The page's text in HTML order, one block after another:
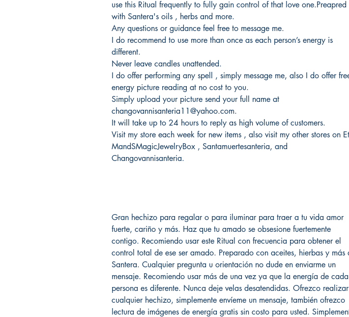
use this Ritual frequently to fully gain control of that love one.Preapred
with Santera's oils , herbs and more.
Any questions or guidance feel free to message me.
I do recommend to use more than once as each person’s energy is
different.
Never leave candles unattended.
I do offer performing any spell , simply message me, also I do offer
energy picture reading at no cost to you.
Simply upload your picture send your full name at
changovannisanteria11@yahoo.com.
It will take up to 24 hours to reply as high volume of customers.
Visit my store each week for new items , also visit my other stores on
MandSMagicJewelryBox , Santamuertesanteria, and
Changovannisanteria.
Gran hechizo para regalar o para iluminar para traer a tu vida amor
fuerte, cariño y más. Haz que tu amado se obsesione fuertemente
contigo. Recomiendo usar este Ritual con frecuencia para obtener el
control total de ese ser amado. Preparado con aceites, hierbas y más
Santera. Cualquier pregunta u orientación no dude en enviarme un
mensaje. Recomiendo usar más de una vez ya que la energía de cada
persona es diferente. Nunca deje velas desatendidas. Ofrezco realizar
cualquier hechizo, simplemente envíeme un mensaje, también ofrezco
lectura de imágenes de energía gratis sin costo para usted.